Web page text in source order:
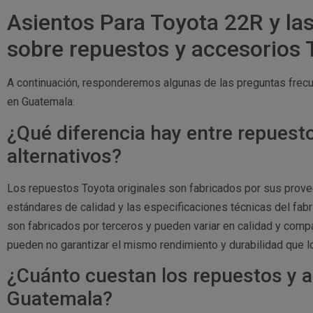
Asientos Para Toyota 22R y
sobre repuestos y accesorios
A continuación, responderemos algunas de las preguntas
en Guatemala:
¿Qué diferencia hay entre
alternativos?
Los repuestos Toyota originales son fabricados por sus
estándares de calidad y las especificaciones técnicas del
son fabricados por terceros y pueden variar en calidad y
pueden no garantizar el mismo rendimiento y durabilidad que
¿Cuánto cuestan los repuestos y
Guatemala?